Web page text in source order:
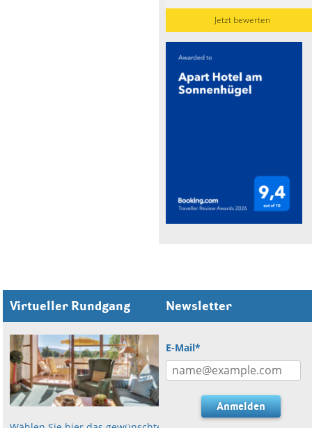
Jetzt bewerten
Virtueller Rundgang Newsletter
E-Mail*
Anmelden